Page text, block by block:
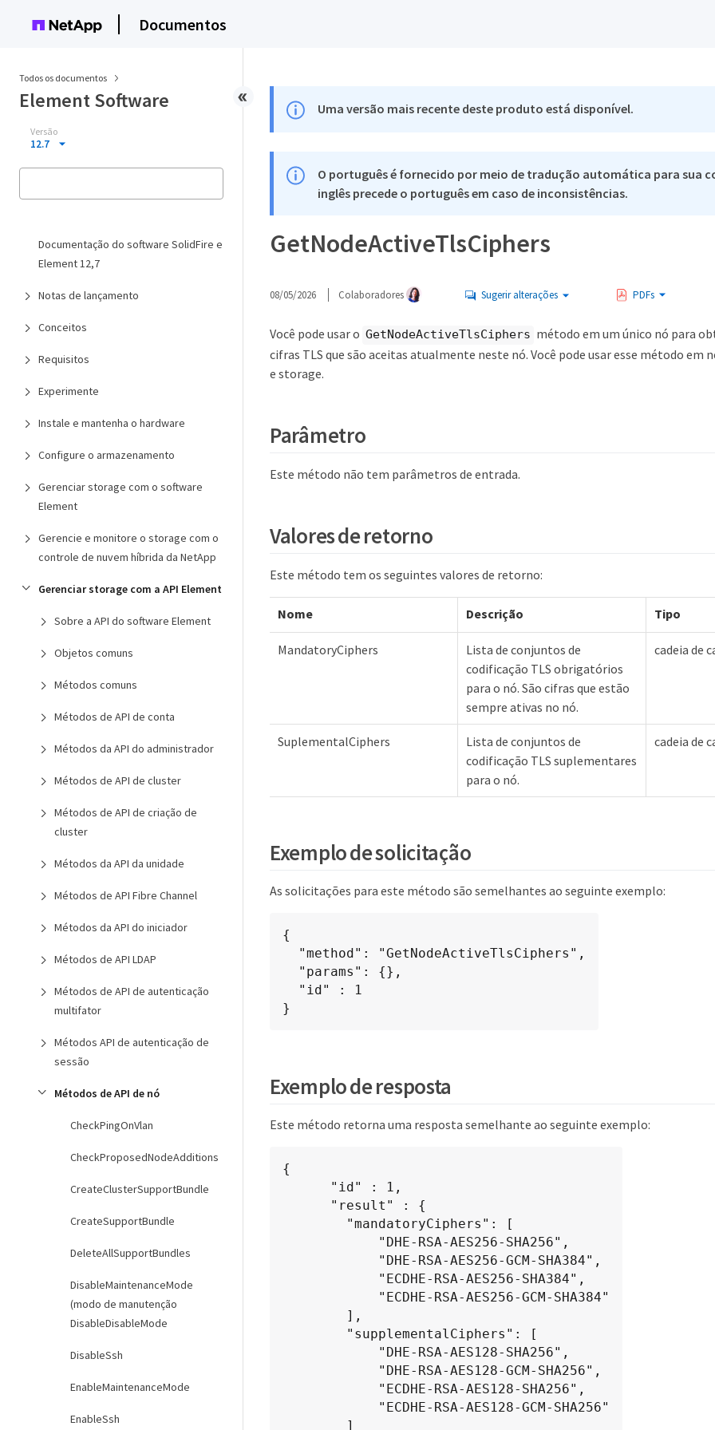
Documentos
Todos os documentos
Element Software
Versão
12.7
Documentação do software SolidFire e
Element 12,7
Notas de lançamento
Conceitos
Requisitos
Experimente
Instale e mantenha o hardware
Configure o armazenamento
Gerenciar storage com o software
Element
Gerencie e monitore o storage com o
controle de nuvem híbrida da NetApp
Gerenciar storage com a API Element
Sobre a API do software Element
Objetos comuns
Métodos comuns
Métodos de API de conta
Métodos da API do administrador
Métodos de API de cluster
Métodos de API de criação de
cluster
Métodos da API da unidade
Métodos de API Fibre Channel
Métodos da API do iniciador
Métodos de API LDAP
Métodos de API de autenticação
multifator
Métodos API de autenticação de
sessão
Métodos de API de nó
CheckPingOnVlan
CheckProposedNodeAdditions
CreateClusterSupportBundle
CreateSupportBundle
DeleteAllSupportBundles
DisableMaintenanceMode
(modo de manutenção
DisableDisableMode
DisableSsh
EnableMaintenanceMode
EnableSsh
Uma versão mais recente deste produto está disponível.
O português é fornecido por meio de tradução automática para sua
inglês precede o português em caso de inconsistências.
GetNodeActiveTlsCiphers
08/05/2026 Colaboradores Sugerir alterações PDFs
Você pode usar o GetNodeActiveTlsCiphers método em um único nó para
cifras TLS que são aceitas atualmente neste nó. Você pode usar esse método em
e storage.
Parâmetro
Este método não tem parâmetros de entrada.
Valores de retorno
Este método tem os seguintes valores de retorno:
Nome Descrição Tipo
MandatoryCiphers
Lista de conjuntos de
codificação TLS obrigatórios
para o nó. São cifras que estão
sempre ativas no nó.
cadeia de
SuplementalCiphers
Lista de conjuntos de
codificação TLS suplementares
para o nó.
cadeia de
Exemplo de solicitação
As solicitações para este método são semelhantes ao seguinte exemplo:
{
}
Exemplo de resposta
Este método retorna uma resposta semelhante ao seguinte exemplo:
{